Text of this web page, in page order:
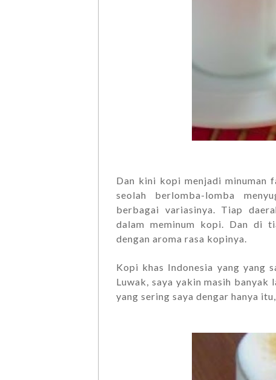
Dan kini kopi menjadi minuman
seolah berlomba-lomba
berbagai variasinya. Tiap
dalam meminum kopi. Dan di
dengan aroma rasa kopinya.
Kopi khas Indonesia yang yang
Luwak, saya yakin masih
yang sering saya dengar hanya